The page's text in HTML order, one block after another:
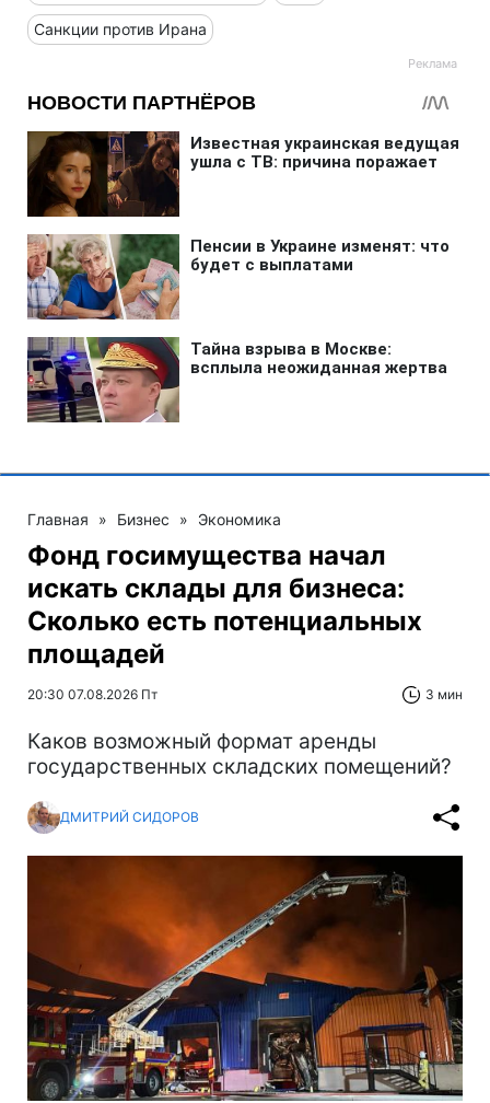
Санкции против Ирана
Главная » Бизнес » Экономика
Фонд госимущества начал
искать склады для бизнеса:
Сколько есть потенциальных
площадей
20:30 07.08.2026 Пт 3 мин
Каков возможный формат аренды
государственных складских помещений?
ДМИТРИЙ СИДОРОВ